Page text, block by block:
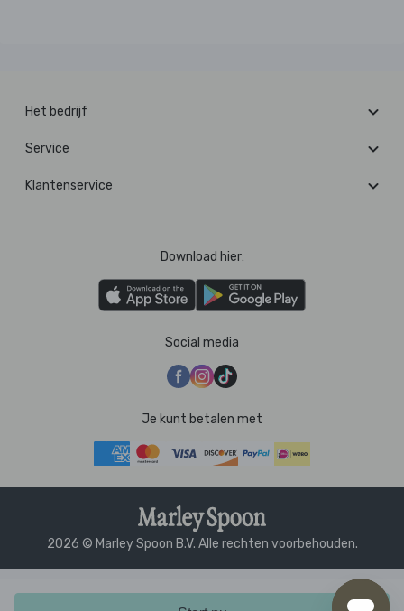
Het bedrijf
Service
Klantenservice
Download hier:
Social media
Je kunt betalen met
2026 © Marley Spoon B.V. Alle rechten voorbehouden.